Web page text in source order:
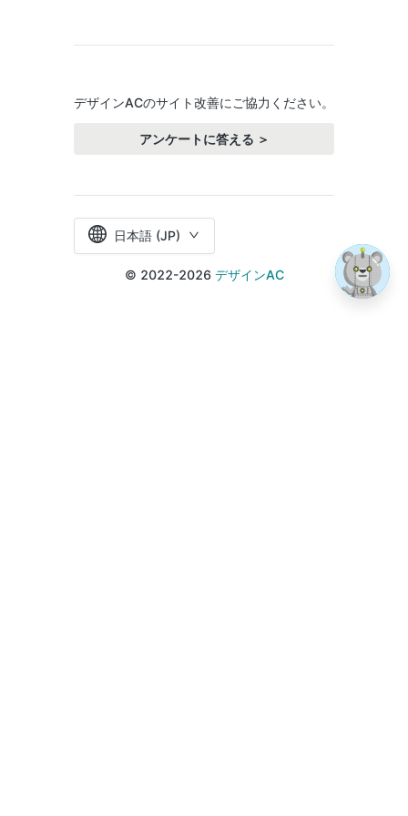
デザインACのサイト改善にご協力ください。
アンケートに答える ＞
日本語 (JP)
© 2022-2026 デザインAC